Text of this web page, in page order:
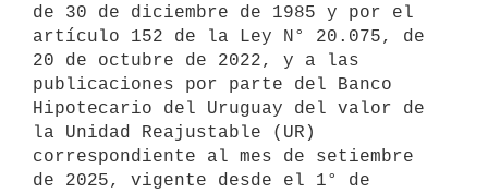
de 30 de diciembre de 1985 y por el
artículo 152 de la Ley N° 20.075, de
20 de octubre de 2022, y a las
publicaciones por parte del Banco
Hipotecario del Uruguay del valor de
la Unidad Reajustable (UR)
correspondiente al mes de setiembre
de 2025, vigente desde el 1° de